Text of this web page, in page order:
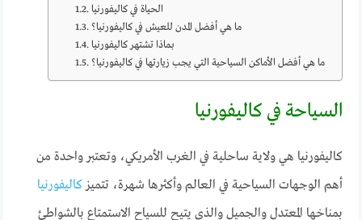
الحياة في كاليفورنيا
ما هي أفضل المدن للعيش في كاليفورنيا؟
بماذا تشتهر كاليفورنيا
ما هي أفضل الأماكن السياحية التي يجب زيارتها في كاليفورنيا؟
السياحة في كاليفورنيا
كاليفورنيا هي ولاية ساحلية في الغرب الأمريكي، وتعتبر واحدة من
أهم الوجهات السياحية في العالم وأكثرها شهرة، تتميزكاليفورنيا
بمناخها المعتدل والجميل والذي يتيح للسياح الاستمتاع بالشواطئ